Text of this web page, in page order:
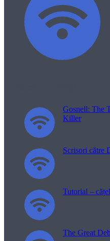
Gosnell: The
Killer
Scrisori către
Tutorial –
The Great